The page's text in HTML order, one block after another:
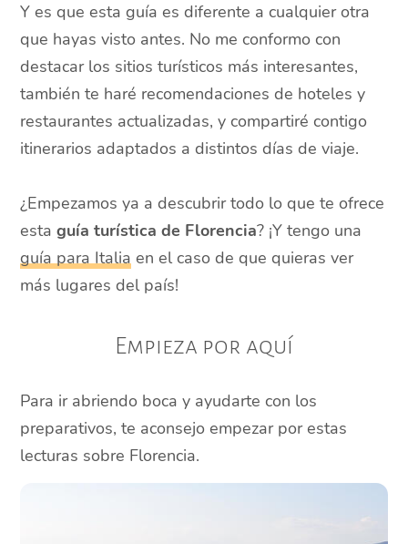
Y es que esta guía es diferente a cualquier otra
que hayas visto antes. No me conformo con
destacar los sitios turísticos más interesantes,
también te haré recomendaciones de hoteles y
restaurantes actualizadas, y compartiré contigo
itinerarios adaptados a distintos días de viaje.
¿Empezamos ya a descubrir todo lo que te ofrece
estaguía turística de Florencia? ¡Y tengo una
guía para Italia en el caso de que quieras ver
más lugares del país!
Empieza por aquí
Para ir abriendo boca y ayudarte con los
preparativos, te aconsejo empezar por estas
lecturas sobre Florencia.